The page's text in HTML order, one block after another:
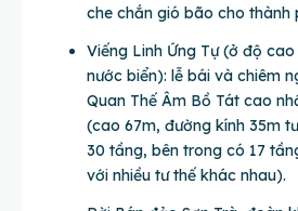
che chắn gió bão cho thành
Viếng Linh Ứng Tự (ở độ
nước biển): lễ bái và chiêm
Quan Thế Âm Bồ Tát cao
(cao 67m, đường kính 35m
30 tầng, bên trong có 17
với nhiều tư thế khác nhau).